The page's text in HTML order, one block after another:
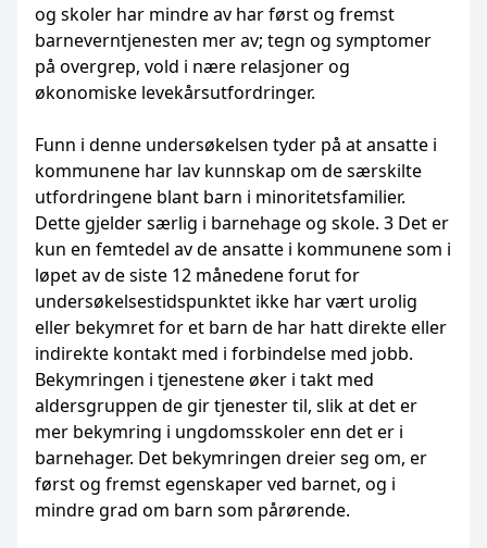
og skoler har mindre av har først og fremst
barneverntjenesten mer av; tegn og symptomer
på overgrep, vold i nære relasjoner og
økonomiske levekårsutfordringer.
Funn i denne undersøkelsen tyder på at ansatte i
kommunene har lav kunnskap om de særskilte
utfordringene blant barn i minoritetsfamilier.
Dette gjelder særlig i barnehage og skole. 3 Det er
kun en femtedel av de ansatte i kommunene som i
løpet av de siste 12 månedene forut for
undersøkelsestidspunktet ikke har vært urolig
eller bekymret for et barn de har hatt direkte eller
indirekte kontakt med i forbindelse med jobb.
Bekymringen i tjenestene øker i takt med
aldersgruppen de gir tjenester til, slik at det er
mer bekymring i ungdomsskoler enn det er i
barnehager. Det bekymringen dreier seg om, er
først og fremst egenskaper ved barnet, og i
mindre grad om barn som pårørende.